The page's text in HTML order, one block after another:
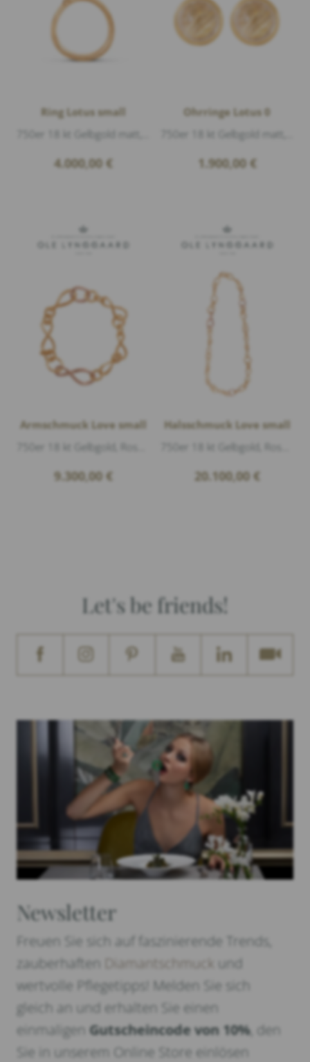
Ring Lotus small
4.000,00 €
Ohrringe Lotus 0
1.900,00 €
Armschmuck Love small
9.300,00 €
Halsschmuck Love small
20.100,00 €
Let's be friends!
Newsletter
Freuen Sie sich auf faszinierende Trends,
zauberhaften
Diamantschmuck
und
wertvolle Pflegetipps! Melden Sie sich
gleich an und erhalten Sie einen
einmaligen Gutscheincode von 10%, den
Sie in unserem Online Store einlösen